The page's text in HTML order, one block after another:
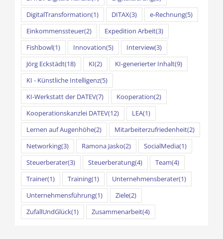
DigitalTransformation(1) DITAX(3) e-Rechnung(5)
Einkommenssteuer(2) Expedition Arbeit(3)
Fishbowl(1) Innovation(5) Interview(3)
Jörg Eckstädt(18) KI(2) KI-generierter Inhalt(9)
KI - Künstliche Intelligenz(5)
KI-Werkstatt der DATEV(7) Kooperation(2)
Kooperationskanzlei DATEV(12) LEA(1)
Lernen auf Augenhöhe(2) Mitarbeiterzufriedenheit(2)
Networking(3) Ramona Jasko(2) SocialMedia(1)
Steuerberater(3) Steuerberatung(4) Team(4)
Trainer(1) Training(1) Unternehmensberater(1)
Unternehmensführung(1) Ziele(2)
ZufallUndGlück(1) Zusammenarbeit(4)